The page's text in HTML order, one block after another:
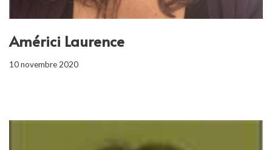
Américi Laurence
10 novembre 2020